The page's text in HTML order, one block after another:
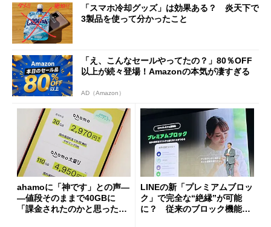
「スマホ冷却グッズ」は効果ある？ 炎天下で
3製品を使って分かったこと
「え、こんなセールやってたの？」80％OFF
以上が続々登場！Amazonの本気が凄すぎる
AD（Amazon）
ahamoに「神です」との声―
―値段そのままで40GBに
「課金されたのかと思った」
LINEの新「プレミアムブロッ
ク」で完全な“絶縁”が可能
に？ 従来のブロック機能と